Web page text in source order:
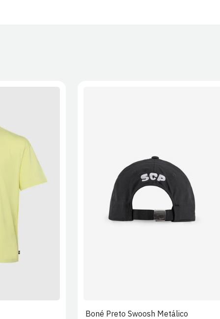
2XL S/M M/L
Boné Preto Swoosh Metálico